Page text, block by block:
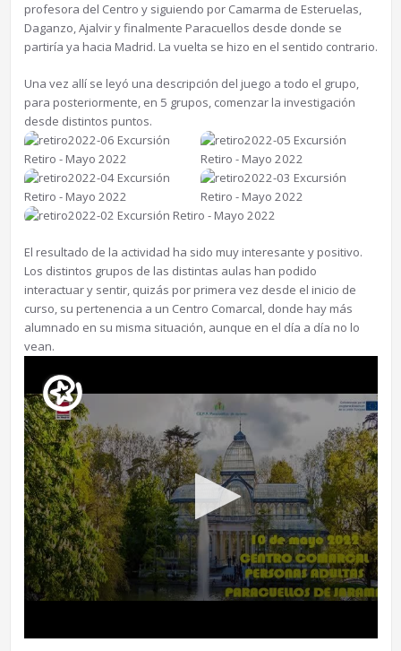
profesora del Centro y siguiendo por Camarma de Esteruelas,
Daganzo, Ajalvir y finalmente Paracuellos desde donde se
partiría ya hacia Madrid. La vuelta se hizo en el sentido contrario.
Una vez allí se leyó una descripción del juego a todo el grupo,
para posteriormente, en 5 grupos, comenzar la investigación
desde distintos puntos.
El resultado de la actividad ha sido muy interesante y positivo.
Los distintos grupos de las distintas aulas han podido
interactuar y sentir, quizás por primera vez desde el inicio de
curso, su pertenencia a un Centro Comarcal, donde hay más
alumnado en su misma situación, aunque en el día a día no lo
vean.